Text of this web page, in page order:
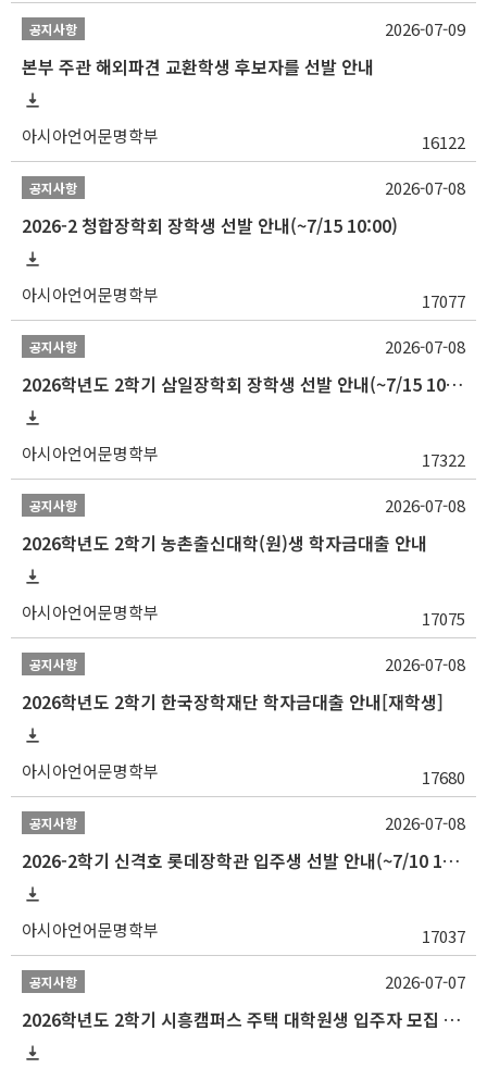
공지사항
본부 주관 해외파견 교환학생 후보자를 선발 안내
아시아언어문명학부 16122
2026-07-09
공지사항
2026-2 청합장학회 장학생 선발 안내(~7/15 10:00)
아시아언어문명학부 17077
2026-07-08
공지사항
2026학년도 2학기 삼일장학회 장학생 선발 안내(~7/15 10:00)
아시아언어문명학부 17322
2026-07-08
공지사항
2026학년도 2학기 농촌출신대학(원)생 학자금대출 안내
아시아언어문명학부 17075
2026-07-08
공지사항
2026학년도 2학기 한국장학재단 학자금대출 안내[재학생]
아시아언어문명학부 17680
2026-07-08
공지사항
2026-2학기 신격호 롯데장학관 입주생 선발 안내(~7/10 10:00)
아시아언어문명학부 17037
2026-07-08
공지사항
2026학년도 2학기 시흥캠퍼스 주택 대학원생 입주자 모집 안내
2026-07-07